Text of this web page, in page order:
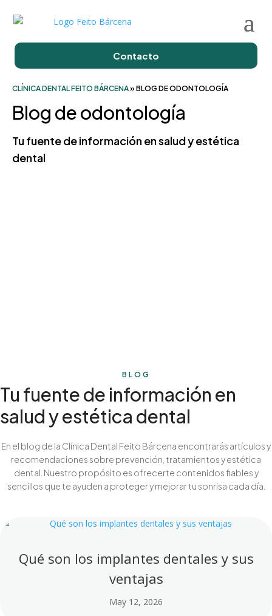
Contacto
CLÍNICA DENTAL FEITO BÁRCENA» BLOG DE ODONTOLOGÍA
Blog de odontología
Tu fuente de información en salud y estética
dental
BLOG
Tu fuente de información en
salud y estética dental
En el blog de la Clínica Dental Feito Bárcena encontrarás artículos y
recomendaciones sobre prevención, tratamientos y estética
dental. Nuestro propósito es ofrecerte contenidos fiables y
sencillos que te ayuden a proteger y mejorar tu sonrisa cada día.
Qué son los implantes dentales y sus
ventajas
May 12, 2026